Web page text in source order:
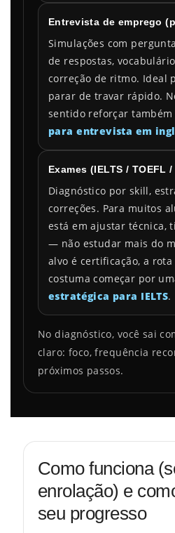
Entrevista de emprego
Simulações com
de respostas,
correção de ritmo. Ideal
parar de travar rápido.
sentido reforçar também
para entrevista em
Exames (IELTS / TOEFL /
Diagnóstico por skill,
correções. Para muitos
está em ajustar técnica,
— não estudar mais do
alvo é certificação, a
costuma começar por
estratégica para IELTS.
No diagnóstico, você sai
claro: foco, frequência
próximos passos.
Como funciona
enrolação) e
seu progresso